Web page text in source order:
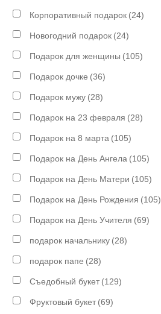
Корпоративный подарок (24)
Новогодний подарок (24)
Подарок для женщины (105)
Подарок дочке (36)
Подарок мужу (28)
Подарок на 23 февраля (28)
Подарок на 8 марта (105)
Подарок на День Ангела (105)
Подарок на День Матери (105)
Подарок на День Рождения (105)
Подарок на День Учителя (69)
подарок начальнику (28)
подарок папе (28)
Съедобный букет (129)
Фруктовый букет (69)